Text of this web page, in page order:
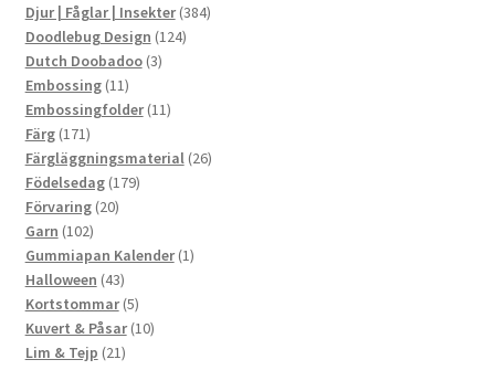
produkter
Djur | Fåglar | Insekter 384384
Doodlebug Design 124124
Dutch Doobadoo 33
Embossing 1111
produkter
Embossingfolder 1111
Färg 171171
produkter
Färgläggningsmaterial 2626
Födelsedag 179179
Förvaring 2020
Garn 102102
produkter
Gummiapan Kalender 11
Halloween 4343
produkter
Kortstommar 55
produkter
Kuvert & Påsar 1010
Lim & Tejp 2121